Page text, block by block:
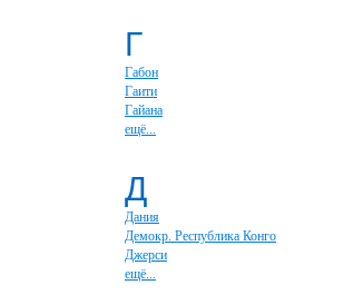
Г
Габон
Гаити
Гайана
ещё...
Д
Дания
Демокр. Республика Конго
Джерси
ещё...